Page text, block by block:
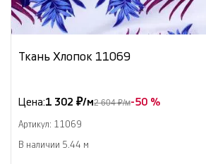
Ткань Хлопок 11069
Цена:1 302 ₽/м2 604 ₽/м-50 %
Артикул: 11069
В наличии 5.44 м